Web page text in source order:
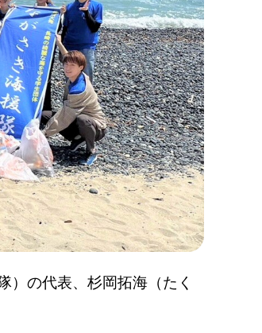
）の代表、杉岡拓海（たく